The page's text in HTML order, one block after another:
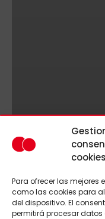
cookies
Para ofrecer las mejores
como las cookies para
del dispositivo. El
permitirá procesar